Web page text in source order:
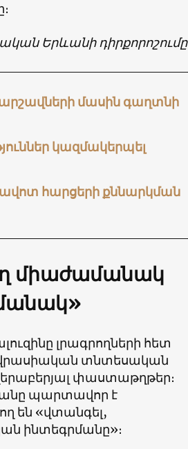
Երևանի դիրքորոշումը
մասին գաղտնի
կազմակերպել
հարցերի քննարկման
միաժամանակ
լրագրողների հետ
Եվրասիական տնտեսական
փաստաթղթեր։
պարտավոր է
են «վտանգել,
ինտեգրմանը»։